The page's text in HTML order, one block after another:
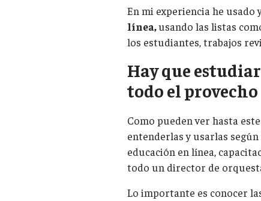
En mi experiencia he usado
línea,usando las listas
los estudiantes, trabajos
Hay que
todo el provecho
Como pueden ver hasta
entenderlas y usarlas
educación en línea,
todo un director de
Lo importante es conocer